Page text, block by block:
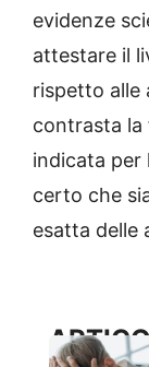
evidenze
attestare il
rispetto alle
contrasta
indicata per
certo che
esatta delle